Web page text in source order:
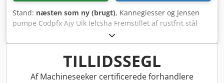
Stand: næsten som ny (brugt), Kannegiesser og Jensen
pumpe Codpfx Ajy Uik Ielcsha Fremstillet af rustfrit stål
Fabrikant: Hanning, effekt: 3,45 kW
TILLIDSSEGL
Af Machineseeker certificerede forhandlere